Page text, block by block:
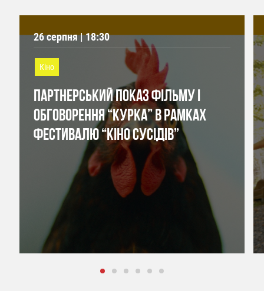
26 серпня | 18:30
Кіно
ПАРТНЕРСЬКИЙ ПОКАЗ ФІЛЬМУ І
ОБГОВОРЕННЯ “КУРКА” В РАМКАХ
ФЕСТИВАЛЮ “КІНО СУСІДІВ”